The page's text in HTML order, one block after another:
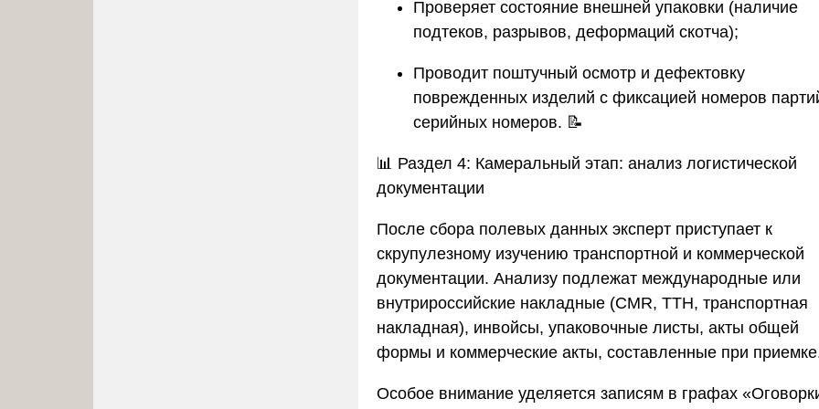
Проверяет состояние внешней упаковки (наличие
подтеков, разрывов, деформаций скотча);
Проводит поштучный осмотр и дефектовку
поврежденных изделий с фиксацией номеров
серийных номеров. 📝
📊 Раздел 4: Камеральный этап: анализ логистической
документации
После сбора полевых данных эксперт приступает к
скрупулезному изучению транспортной и коммерческой
документации. Анализу подлежат международные или
внутрироссийские накладные (CMR, ТТН, транспортная
накладная), инвойсы, упаковочные листы, акты общей
формы и коммерческие акты, составленные при
Особое внимание уделяется записям в графах